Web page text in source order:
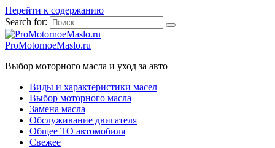
Перейти к содержанию
Search for:
ProMotornoeMaslo.ru
Выбор моторного масла и уход за авто
Виды и характеристики масел
Выбор моторного масла
Замена масла
Обслуживание двигателя
Общее ТО автомобиля
Свежее